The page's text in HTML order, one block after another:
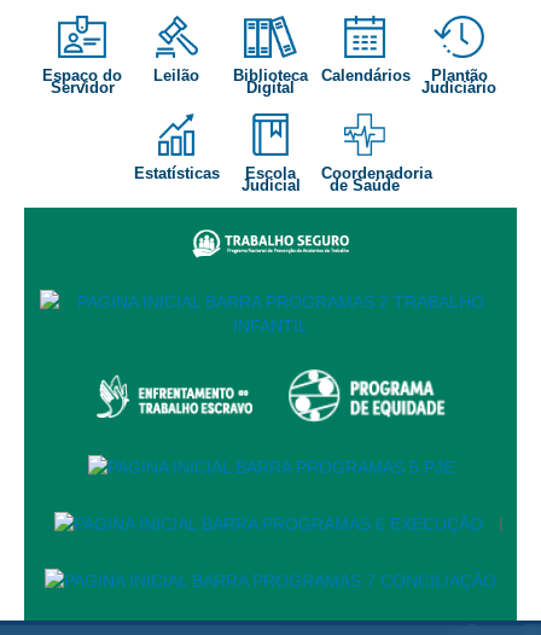
Audiências e Sessões
Calendário das Sessões da 1ª Turma 2026
Calendário de Sessões da 2ª Turma - 2026
Calendário das Sessões da 3ª Turma 2026
Calendário das Sessões do Pleno e Especializadas 2026
Carta de Serviços ao Cidadão
Cadastro de Peritos, Tradutores e Intérpretes
Calendário Geral
Calendário de Eventos passados
Calendário de Suspensão
Calendário da Justiça Itinerante
Espaço do
Servidor
Leilão Biblioteca
Digital
Calendários Plantão
Judiciário
Estatísticas Escola
Judicial
Coordenadoria
de Saúde
|